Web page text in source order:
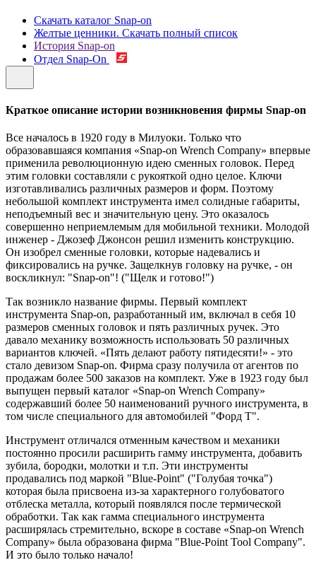
Скачать каталог Snap-on
Желтые ценники. Скачать полный список
История Snap-on
Отдел Snap-On
Краткое описание истории возникновения фирмы Snap-on
Все началось в 1920 году в Милуоки. Только что
образовавшаяся компания «Snap-on Wrench Company» впервые
применила революционную идею сменных головок. Перед
этим головки составляли с рукояткой одно целое. Ключи
изготавливались различных размеров и форм. Поэтому
небольшой комплект инструмента имел солидные габариты,
неподъемный вес и значительную цену. Это оказалось
совершенно неприемлемым для мобильной техники. Молодой
инженер - Джозеф Джонсон решил изменить конструкцию.
Он изобрел сменные головки, которые надевались и
фиксировались на ручке. Защелкнув головку на ручке, - он
воскликнул: "Snap-on"! ("Щелк и готово!")
Так возникло название фирмы. Первый комплект
инструмента Snap-on, разработанный им, включал в себя 10
размеров сменных головок и пять различных ручек. Это
давало механику возможность использовать 50 различных
вариантов ключей. «Пять делают работу пятидесяти!» - это
стало девизом Snap-on. Фирма сразу получила от агентов по
продажам более 500 заказов на комплект. Уже в 1923 году был
выпущен первый каталог «Snap-on Wrench Company»
содержавший более 50 наименований ручного инструмента, в
том числе специального для автомобилей "Форд Т".
Инструмент отличался отменным качеством и механики
постоянно просили расширить гамму инструмента, добавить
зубила, бородки, молотки и т.п. Эти инструменты
продавались под маркой "Blue-Point" ("Голубая точка")
которая была присвоена из-за характерного голубоватого
отблеска металла, который появлялся после термической
обработки. Так как гамма специального инструмента
расширялась стремительно, вскоре в составе «Snap-on Wrench
Company» была образована фирма "Blue-Point Tool Company".
И это было только начало!